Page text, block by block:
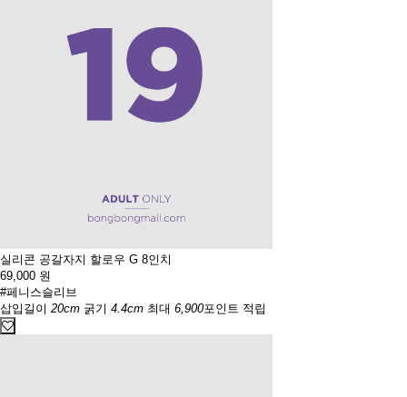
실리콘 공갈자지 할로우 G 8인치
69,000 원
#페니스슬리브
삽입길이 20cm 굵기 4.4cm 최대 6,900포인트 적립